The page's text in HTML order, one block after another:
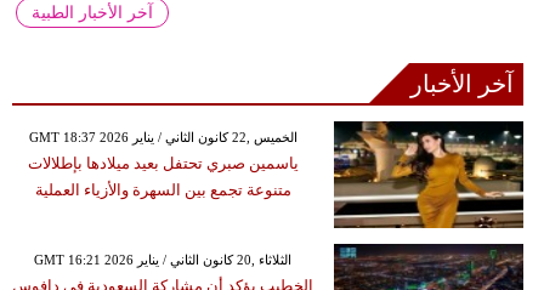
آخر الأخبار الطبية
آخر الأخبار
GMT 18:37 2026 الخميس ,22 كانون الثاني / يناير
ياسمين صبري تحتفل بعيد ميلادها بإطلالات
متنوعة تجمع بين السهرة والأزياء العملية
GMT 16:21 2026 الثلاثاء ,20 كانون الثاني / يناير
الخطيب يؤكد أن مشاركة السعودية في دافوس